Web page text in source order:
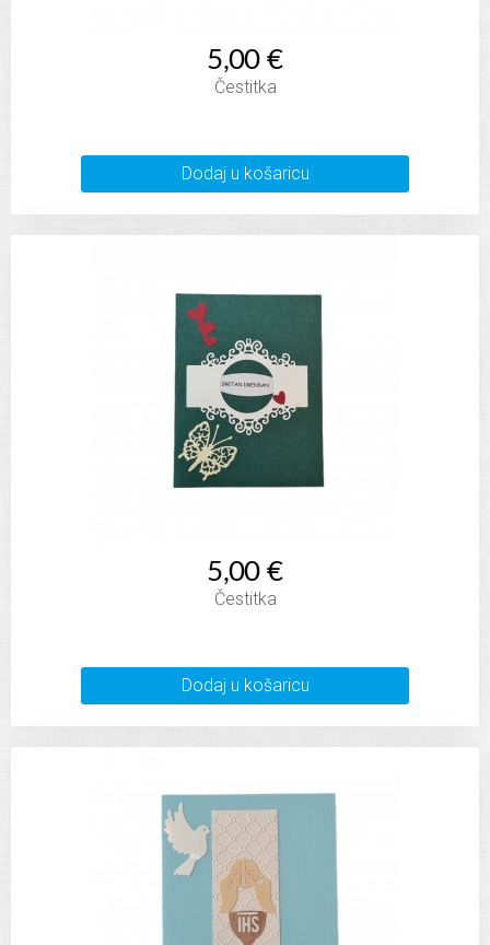
5,00 €
Čestitka
Dodaj u košaricu
5,00 €
Čestitka
Dodaj u košaricu